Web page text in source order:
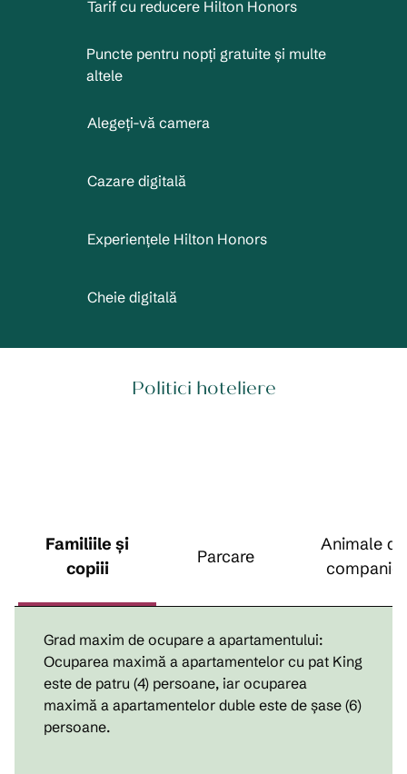
Tarif cu reducere Hilton Honors
Puncte pentru nopți gratuite și multe
altele
Alegeți-vă camera
Cazare digitală
Experiențele Hilton Honors
Cheie digitală
Politici hoteliere
Familiile și
copiii
Parcare
Animale de
companie
Grad maxim de ocupare a apartamentului:
Ocuparea maximă a apartamentelor cu pat King
este de patru (4) persoane, iar ocuparea
maximă a apartamentelor duble este de șase (6)
persoane.